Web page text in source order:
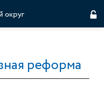
округ
реформа